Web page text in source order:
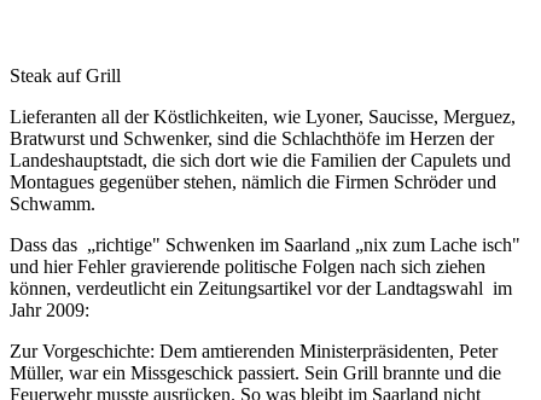
Steak auf Grill
Lieferanten all der Köstlichkeiten, wie Lyoner, Saucisse, Merguez,
Bratwurst und Schwenker, sind die Schlachthöfe im Herzen der
Landeshauptstadt, die sich dort wie die Familien der Capulets und
Montagues gegenüber stehen, nämlich die Firmen Schröder und
Schwamm.
Dass das „richtige" Schwenken im Saarland „nix zum Lache isch"
und hier Fehler gravierende politische Folgen nach sich ziehen
können, verdeutlicht ein Zeitungsartikel vor der Landtagswahl im
Jahr 2009:
Zur Vorgeschichte: Dem amtierenden Ministerpräsidenten, Peter
Müller, war ein Missgeschick passiert. Sein Grill brannte und die
Feuerwehr musste ausrücken. So was bleibt im Saarland nicht